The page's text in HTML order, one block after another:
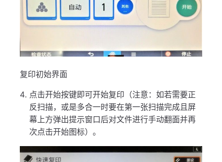
复印初始界面
点击开始按键即可开始复印（注意：如若需要正
反扫描，或是多合一时要在第一张扫描完成且屏
幕上方弹出提示窗口后对文件进行手动翻面并再
次点击开始图标）。